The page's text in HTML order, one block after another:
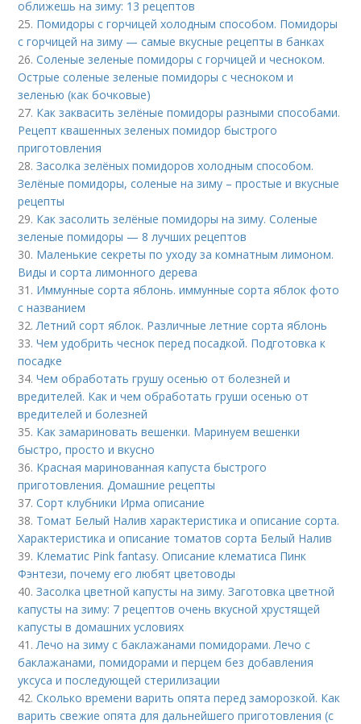
оближешь на зиму: 13 рецептов
25. Помидоры с горчицей холодным способом. Помидоры
с горчицей на зиму — самые вкусные рецепты в банках
26.Соленые зеленые помидоры с горчицей и чесноком.
Острые соленые зеленые помидоры с чесноком и
зеленью (как бочковые)
27. Как заквасить зелёные помидоры разными способами.
Рецепт квашенных зеленых помидор быстрого
приготовления
28.Засолка зелёных помидоров холодным способом.
Зелёные помидоры, соленые на зиму – простые и вкусные
рецепты
29. Как засолить зелёные помидоры на зиму. Соленые
зеленые помидоры — 8 лучших рецептов
30. Маленькие секреты по уходу за комнатным лимоном.
Виды и сорта лимонного дерева
31. Иммунные сорта яблонь. иммунные сорта яблок фото
с названием
32.Летний сорт яблок. Различные летние сорта яблонь
33.Чем удобрить чеснок перед посадкой. Подготовка к
посадке
34.Чем обработать грушу осенью от болезней и
вредителей. Как и чем обработать груши осенью от
вредителей и болезней
35. Как замариновать вешенки. Маринуем вешенки
быстро, просто и вкусно
36. Красная маринованная капуста быстрого
приготовления. Домашние рецепты
37.Сорт клубники Ирма описание
38. Томат Белый Налив характеристика и описание сорта.
Характеристика и описание томатов сорта Белый Налив
39. Клематис Pink fantasy. Описание клематиса Пинк
Фэнтези, почему его любят цветоводы
40.Засолка цветной капусты на зиму. Заготовка цветной
капусты на зиму: 7 рецептов очень вкусной хрустящей
капусты в домашних условиях
41.Лечо на зиму с баклажанами помидорами. Лечо с
баклажанами, помидорами и перцем без добавления
уксуса и последующей стерилизации
42.Сколько времени варить опята перед заморозкой. Как
варить свежие опята для дальнейшего приготовления (с